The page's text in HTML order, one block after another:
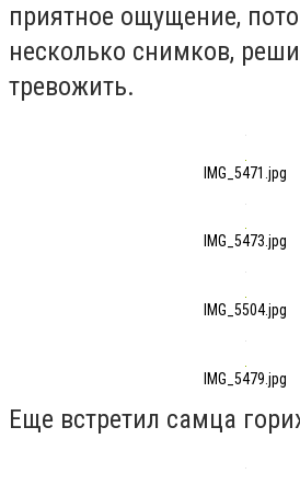
приятное ощущение,
несколько снимков,
тревожить.
IMG_5471.jpg
IMG_5473.jpg
IMG_5504.jpg
IMG_5479.jpg
Еще встретил самца